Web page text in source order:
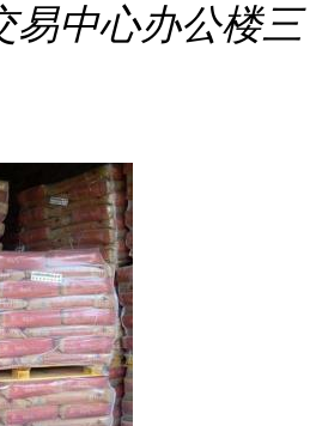
易中心办公楼三